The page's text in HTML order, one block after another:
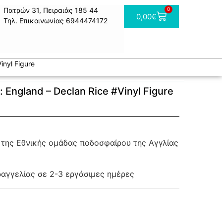
Πατρών 31, Πειραιάς 185 44
Τηλ. Επικοινωνίας 6944474172
0,00€
0
Figure
England – Declan Rice #Vinyl Figure
Εθνικής ομάδας ποδοσφαίρου της Αγγλίας
σε 2-3 εργάσιμες ημέρες